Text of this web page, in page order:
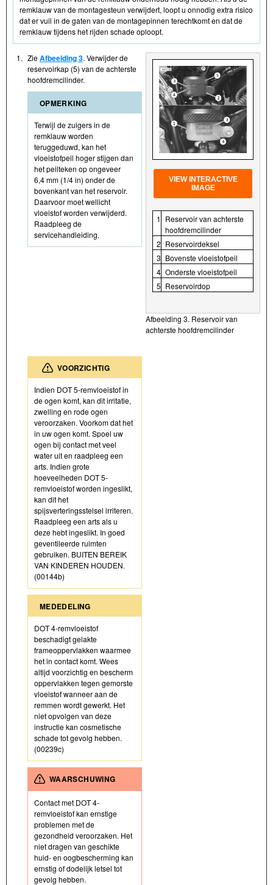
remklauw van de montagesteun verwijdert, loopt u onnodig extra risico
dat er vuil in de gaten van de montagepinnen terechtkomt en dat de
remklauw tijdens het rijden schade oploopt.
1. ZieAfbeelding 3. Verwijder de
reservoirkap (5) van de achterste
hoofdremcilinder.
OPMERKING
Terwijl de zuigers in de
remklauw worden
teruggeduwd, kan het
vloeistofpeil hoger stijgen dan
het peilteken op ongeveer
6,4 mm (1/4 in) onder de
bovenkant van het reservoir.
Daarvoor moet wellicht
vloeistof worden verwijderd.
Raadpleeg de
servicehandleiding.
VIEW INTERACTIVE
IMAGE
1 Reservoir van achterste
hoofdremcilinder
2 Reservoirdeksel
3 Bovenste vloeistofpeil
4 Onderste vloeistofpeil
5 Reservoirdop
Afbeelding 3. Reservoir van
achterste hoofdremcilinder
VOORZICHTIG
Indien DOT 5-remvloeistof in
de ogen komt, kan dit irritatie,
zwelling en rode ogen
veroorzaken. Voorkom dat het
in uw ogen komt. Spoel uw
ogen bij contact met veel
water uit en raadpleeg een
arts. Indien grote
hoeveelheden DOT 5-
remvloeistof worden ingeslikt,
kan dit het
spijsverteringsstelsel irriteren.
Raadpleeg een arts als u
deze hebt ingeslikt. In goed
geventileerde ruimten
gebruiken. BUITEN BEREIK
VAN KINDEREN HOUDEN.
(00144b)
MEDEDELING
DOT 4-remvloeistof
beschadigt gelakte
frameoppervlakken waarmee
het in contact komt. Wees
altijd voorzichtig en bescherm
oppervlakken tegen gemorste
vloeistof wanneer aan de
remmen wordt gewerkt. Het
niet opvolgen van deze
instructie kan cosmetische
schade tot gevolg hebben.
(00239c)
WAARSCHUWING
Contact met DOT 4-
remvloeistof kan ernstige
problemen met de
gezondheid veroorzaken. Het
niet dragen van geschikte
huid- en oogbescherming kan
ernstig of dodelijk letsel tot
gevolg hebben.